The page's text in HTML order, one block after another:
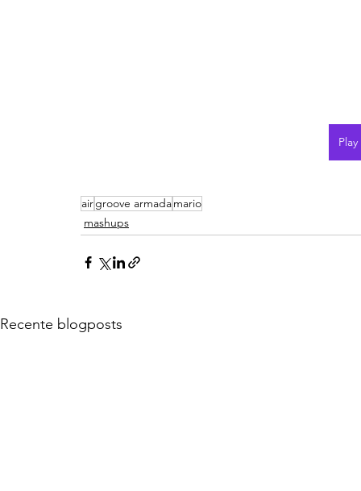
airgroove armadamario
mashups
Recente blogposts